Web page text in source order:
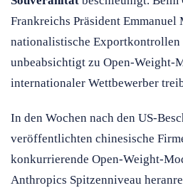
Frankreichs Präsident Emmanuel
nationalistische Exportkontrollen
unbeabsichtigt zu Open-Weight-
internationaler Wettbewerber
In den Wochen nach den US-
veröffentlichten chinesische
konkurrierende Open-Weight-
Anthropics Spitzenniveau